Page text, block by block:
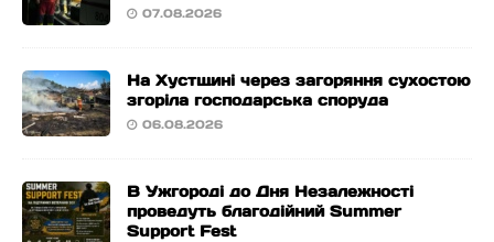
07.08.2026
На Хустщині через загоряння сухостою
згоріла господарська споруда
06.08.2026
В Ужгороді до Дня Незалежності
проведуть благодійний Summer
Support Fest